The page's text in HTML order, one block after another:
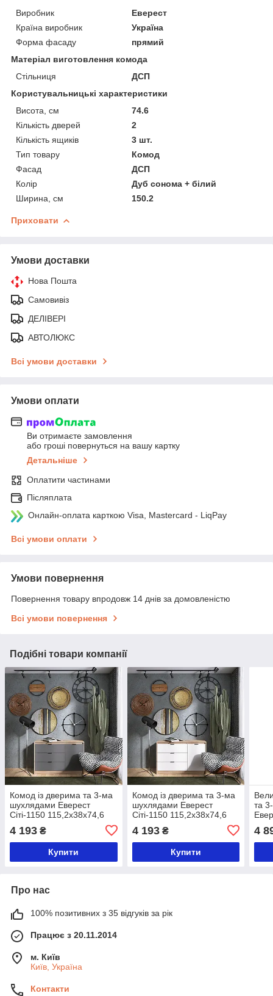
Виробник
Еверест
Країна виробник
Україна
Форма фасаду
прямий
Матеріал виготовлення комода
Стільниця
ДСП
Користувальницькі характеристики
Висота, см
74.6
Кількість дверей
2
Кількість ящиків
3 шт.
Тип товару
Комод
Фасад
ДСП
Колір
Дуб сонома + білий
Ширина, см
150.2
Приховати
Умови доставки
Нова Пошта
Самовивіз
ДЕЛІВЕРІ
АВТОЛЮКС
Всі умови доставки
Умови оплати
Ви отримаєте замовлення
або гроші повернуться на вашу картку
Детальніше
Оплатити частинами
Післяплата
Онлайн-оплата карткою Visa, Mastercard - LiqPay
Всі умови оплати
Умови повернення
Повернення товару впродовж 14 днів за домовленістю
Всі умови повернення
Подібні товари компанії
Комод із дверима та 3-ма
шухлядами Еверест
Сіті-1150 115,2х38х74,6
Дуб сонома/Графіт (DTM-
071099)
4 193 ₴
Купити
Комод із дверима та 3-ма
шухлядами Еверест
Сіті-1150 115,2х38х74,6
Дуб сонома/Білий (DTM-
071100)
4 193₴
Купити
та
4
Про нас
100% позитивних з 35 відгуків за рік
Працює з 20.11.2014
м. Київ
Київ, Україна
Контакти